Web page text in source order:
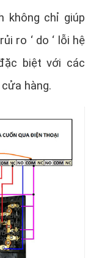
không chỉ giúp
ro ‘ do ‘ lỗi hệ
biệt với các
hàng.